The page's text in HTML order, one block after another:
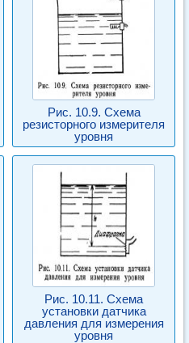
Рис. 10.9. Схема
резисторного измерителя
уровня
Рис. 10.11. Схема
установки датчика
давления для измерения
уровня